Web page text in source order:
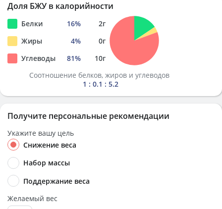
Доля БЖУ в калорийности
Белки 16% 2г
Жиры
4% 0г
Углеводы
81% 10г
Соотношение белков, жиров и углеводов
1 : 0.1 : 5.2
Получите персональные рекомендации
Укажите вашу цель
Снижение веса
Набор массы
Поддержание веса
Желаемый вес